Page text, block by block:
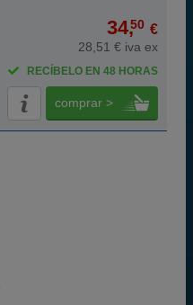
34,50 €
28,51 € iva ex
RECÍBELO EN 48 HORAS
comprar >